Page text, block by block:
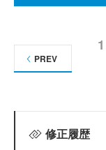
1
PREV
修正履歴